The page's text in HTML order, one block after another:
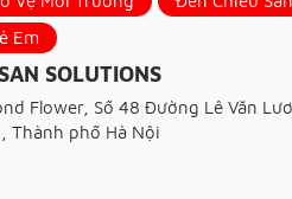
Em
SOLUTIONS
Flower, Số 48 Đường Lê Văn
Thành phố Hà Nội